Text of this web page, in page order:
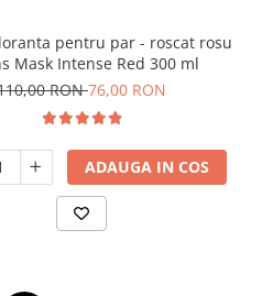
pentru par - roscat rosu
Mask Intense Red 300 ml
RON76,00 RON
ADAUGA IN COS